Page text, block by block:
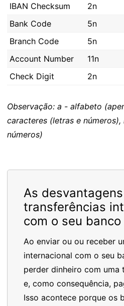
IBAN Checksum
2n
Bank Code
5n
Branch Code
5n
Account Number
11n
Check Digit
2n
Observação: a - alfabeto
caracteres (letras e
números)
As
transferências
com o seu banco
Ao enviar ou ou receber
internacional com o seu
perder dinheiro com uma
e, como consequência,
Isso acontece porque os